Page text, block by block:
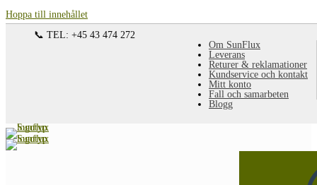
Hoppa till innehållet
Om SunFlux
Leverans
Returer & reklamationer
Kundservice och kontakt
Mitt konto
Fall och samarbeten
Blogg
📞 TEL: +45 43 474 272